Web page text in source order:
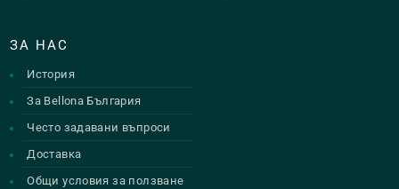
ЗА НАС
История
За Bellona България
Често задавани въпроси
Доставка
Общи условия за ползване